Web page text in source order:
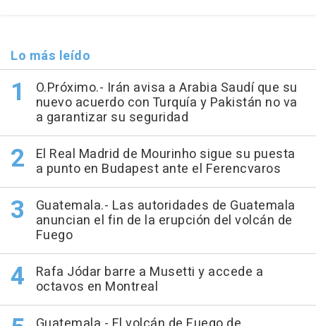
Lo más leído
O.Próximo.- Irán avisa a Arabia Saudí que su
nuevo acuerdo con Turquía y Pakistán no va
a garantizar su seguridad
El Real Madrid de Mourinho sigue su puesta
a punto en Budapest ante el Ferencvaros
Guatemala.- Las autoridades de Guatemala
anuncian el fin de la erupción del volcán de
Fuego
Rafa Jódar barre a Musetti y accede a
octavos en Montreal